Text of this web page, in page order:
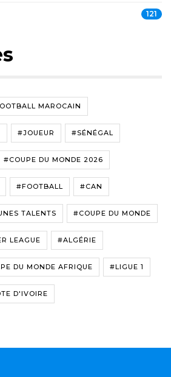
121
MAROCAIN
#JOUEUR #SÉNÉGAL
#COUPE DU MONDE 2026
#FOOTBALL #CAN
TALENTS #COUPE DU MONDE
LEAGUE #ALGÉRIE
DU MONDE AFRIQUE #LIGUE 1
D'IVOIRE